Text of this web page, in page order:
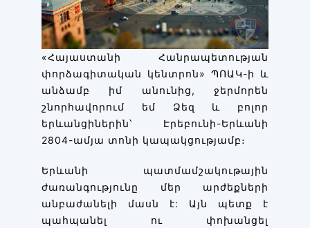
«Հայաստանի Հանրապետության
փորձագիտական կենտրոն» ՊՈԱԿ-ի և
անձամբ իմ անունից, ջերմորեն
շնորհավորում եմ Ձեզ և բոլոր
երևանցիներին՝ Էրեբունի-Երևանի
2804-ամյա տոնի կապակցությամբ։
Երևանի պատմամշակութային
ժառանգությունը մեր արժեքների
անբաժանելի մասն է: Այն պետք է
պահպանել ու փոխանցել